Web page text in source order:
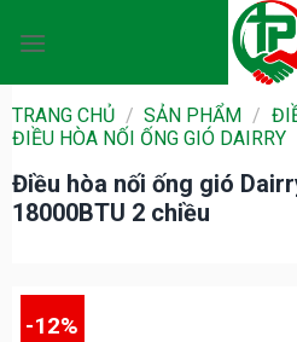
đến
dung
TRANG CHỦ / SẢN PHẨM /
ĐIỀU HÒA NỐI ỐNG GIÓ DAIRRY
Điều hòa nối ống gió
18000BTU 2 chiều
-12%